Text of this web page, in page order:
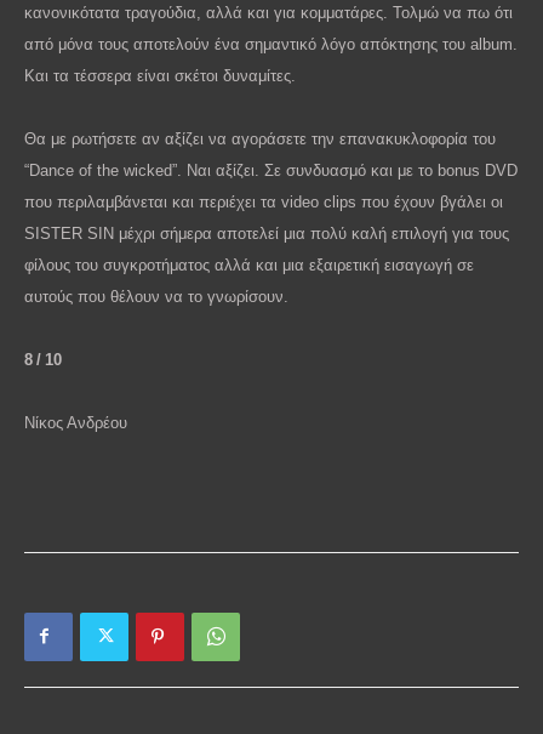
κανονικότατα τραγούδια, αλλά και για κομματάρες. Τολμώ να πω ότι
από μόνα τους αποτελούν ένα σημαντικό λόγο απόκτησης του album
Και τα τέσσερα είναι σκέτοι δυναμίτες.
Θα με ρωτήσετε αν αξίζει να αγοράσετε την επανακυκλοφορία του
“Dance of the wicked”. Ναι αξίζει. Σε συνδυασμό και με το bonus DVD
που περιλαμβάνεται και περιέχει τα video clips που έχουν βγάλει οι
SISTER SIN μέχρι σήμερα αποτελεί μια πολύ καλή επιλογή για τους
φίλους του συγκροτήματος αλλά και μια εξαιρετική εισαγωγή σε
αυτούς που θέλουν να το γνωρίσουν.
8 / 10
Νίκος Ανδρέου